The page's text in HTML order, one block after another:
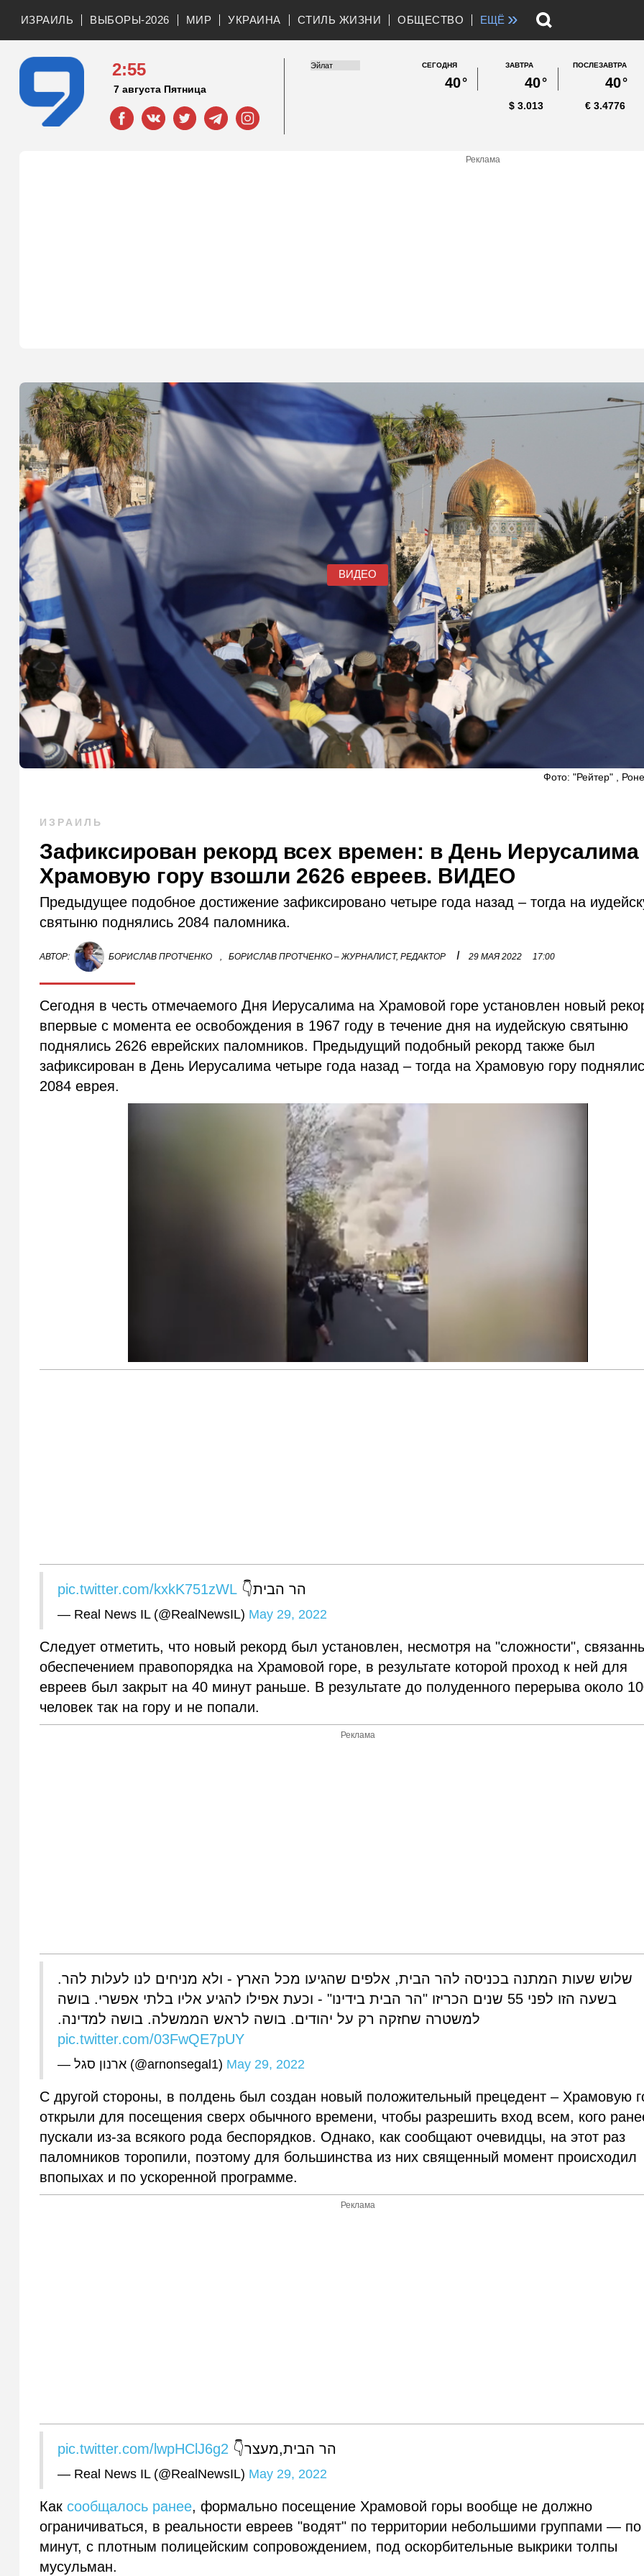
ИЗРАИЛЬ ВЫБОРЫ-2026 МИР УКРАИНА СТИЛЬ ЖИЗНИ ОБЩЕСТВО ЕЩЁ »
2:55
7 августа Пятница
СЕГОДНЯ
40°
ЗАВТРА
40°
ПОСЛЕЗАВТРА
40°
3.013
$ 3.4776
€
Реклама
ВИДЕО
Фото: "Рейтер" ,
ИЗРАИЛЬ
Зафиксирован рекорд всех времен: в День Иерусалима
Храмовую гору взошли 2626 евреев. ВИДЕО
Предыдущее подобное достижение зафиксировано четыре года назад – тогда на
святыню поднялись 2084 паломника.
АВТОР: БОРИСЛАВ ПРОТЧЕНКО , БОРИСЛАВ ПРОТЧЕНКО – ЖУРНАЛИСТ, РЕДАКТОР I 29 МАЯ 2022 17:00
Сегодня в честь отмечаемого Дня Иерусалима на Храмовой горе установлен новый
впервые с момента ее освобождения в 1967 году в течение дня на иудейскую святыню
поднялись 2626 еврейских паломников. Предыдущий подобный рекорд также был
зафиксирован в День Иерусалима четыре года назад – тогда на Храмовую гору
2084 еврея.
הר הבית👇 pic.twitter.com/kxkK751zWL
— Real News IL (@RealNewsIL) May 29, 2022
Следует отметить, что новый рекорд был установлен, несмотря на "сложности",
обеспечением правопорядка на Храмовой горе, в результате которой проход к ней для
евреев был закрыт на 40 минут раньше. В результате до полуденного перерыва около
человек так на гору и не попали.
Реклама
שלוש שעות המתנה בכניסה להר הבית, אלפים שהגיעו מכל הארץ - ולא מניחים לנו לעלות להר.
בשעה הזו לפני 55 שנים הכריזו "הר הבית בידינו" - וכעת אפילו להגיע אליו בלתי אפשרי. בושה
למשטרה שחזקה רק על יהודים. בושה לראש הממשלה. בושה למדינה.
pic.twitter.com/03FwQE7pUY
— ארנון סגל (@arnonsegal1) May 29, 2022
С другой стороны, в полдень был создан новый положительный прецедент – Храмовую
открыли для посещения сверх обычного времени, чтобы разрешить вход всем, кого
пускали из-за всякого рода беспорядков. Однако, как сообщают очевидцы, на этот раз
паломников торопили, поэтому для большинства из них священный момент происходил
впопыхах и по ускоренной программе.
Реклама
הר הבית,מעצר👇 pic.twitter.com/lwpHClJ6g2
— Real News IL (@RealNewsIL) May 29, 2022
Каксообщалось ранее, формально посещение Храмовой горы вообще не должно
ограничиваться, в реальности евреев "водят" по территории небольшими группами —
минут, с плотным полицейским сопровождением, под оскорбительные выкрики толпы
мусульман.